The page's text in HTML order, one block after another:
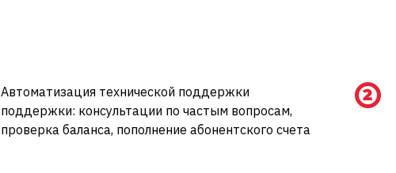
Автоматизация технической поддержки
поддержки: консультации по частым вопросам,
проверка баланса, пополнение абонентского счета